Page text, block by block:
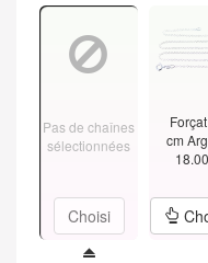
Pas de chaînes
sélectionnées
Choisi
cm